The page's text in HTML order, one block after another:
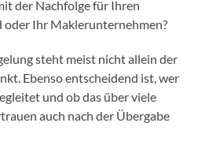
der Nachfolge für Ihren
oder Ihr Maklerunternehmen?
steht meist nicht allein der
Ebenso entscheidend ist, wer
und ob das über viele
auch nach der Übergabe